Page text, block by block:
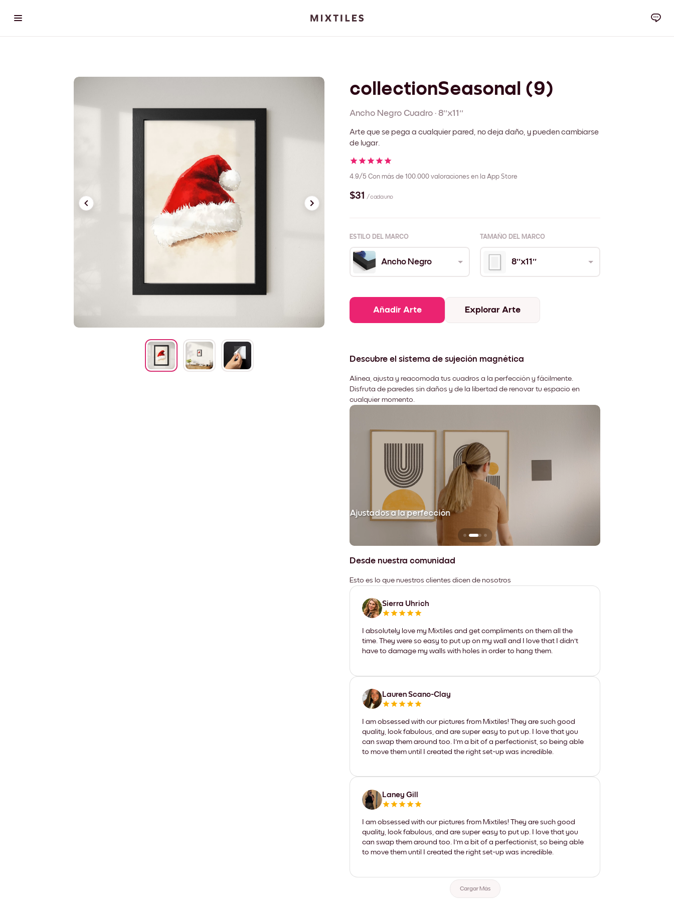
collectionSeasonal (9)
Ancho Negro Cuadro · 8''x11''
Arte que se pega a cualquier pared, no deja daño, y pueden cambiarse
de lugar.
4.9/5 Con más de 100.000 valoraciones en la App Store
$31 / cada uno
ESTILO DEL MARCO TAMAÑO DEL MARCO
Ancho Negro 8''x11''
Añadir Arte Explorar Arte
Descubre el sistema de sujeción magnética
Alinea, ajusta y reacomoda tus cuadros a la perfección y fácilmente.
Disfruta de paredes sin daños y de la libertad de renovar tu espacio en
cualquier momento.
Ajustados a la perfección
Desde nuestra comunidad
Esto es lo que nuestros clientes dicen de nosotros
Sierra Uhrich
I absolutely love my Mixtiles and get compliments on them all the
time. They were so easy to put up on my wall and I love that I didn't
have to damage my walls with holes in order to hang them.
Lauren Scano-Clay
I am obsessed with our pictures from Mixtiles! They are such good
quality, look fabulous, and are super easy to put up. I love that you
can swap them around too. I'm a bit of a perfectionist, so being able
to move them until I created the right set-up was incredible.
Laney Gill
I am obsessed with our pictures from Mixtiles! They are such good
quality, look fabulous, and are super easy to put up. I love that you
can swap them around too. I'm a bit of a perfectionist, so being able
to move them until I created the right set-up was incredible.
Cargar Más